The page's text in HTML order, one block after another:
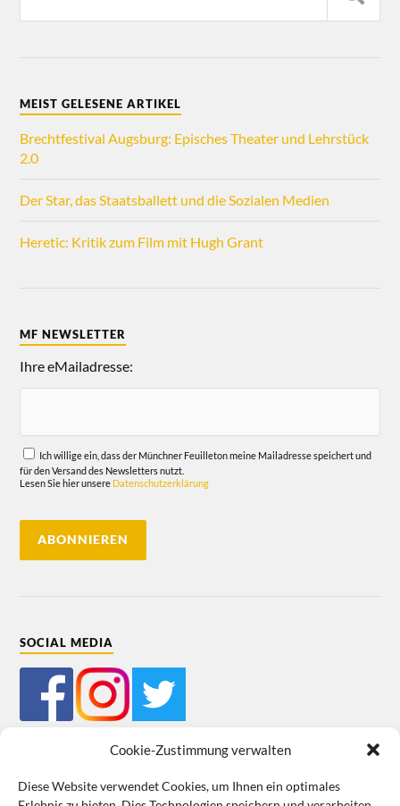
Cookie-Zustimmung verwalten
Diese Website verwendet Cookies, um Ihnen ein optimales
MEIST GELESENE ARTIKEL
Brechtfestival Augsburg: Episches Theater und Lehrstück
2.0
Der Star, das Staatsballett und die Sozialen Medien
Heretic: Kritik zum Film mit Hugh Grant
MF NEWSLETTER
Ihre eMailadresse:
Ich willige ein, dass der Münchner Feuilleton meine Mailadresse speichert und
für den Versand des Newsletters nutzt.
Lesen Sie hier unsere Datenschutzerklärung
SOCIAL MEDIA